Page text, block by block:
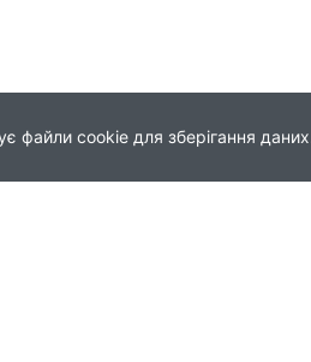
файли cookie для зберігання